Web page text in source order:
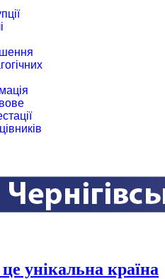
унікальна країна